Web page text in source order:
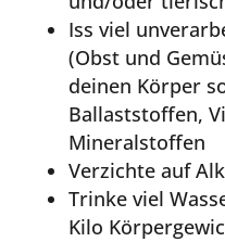
Iss viel
(Obst und
deinen Körper
Ballaststoffen,
Mineralstoffen
Verzichte auf
Trinke viel
Kilo